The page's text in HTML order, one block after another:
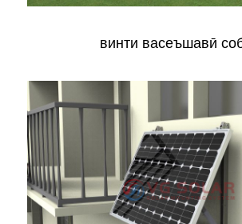
винти васеъшавӣ